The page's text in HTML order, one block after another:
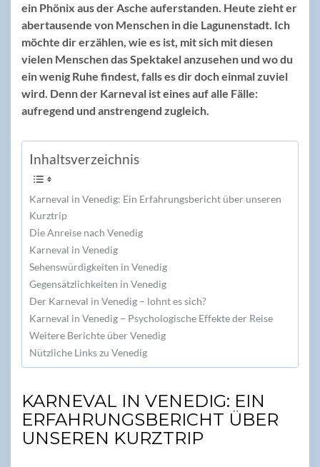
ein Phönix aus der Asche auferstanden. Heute zieht er
abertausende von Menschen in die Lagunenstadt. Ich
möchte dir erzählen, wie es ist, mit sich mit diesen
vielen Menschen das Spektakel anzusehen und wo du
ein wenig Ruhe findest, falls es dir doch einmal zuviel
wird. Denn der Karneval ist eines auf alle Fälle:
aufregend und anstrengend zugleich.
Inhaltsverzeichnis
Karneval in Venedig: Ein Erfahrungsbericht über unseren
Kurztrip
Die Anreise nach Venedig
Karneval in Venedig
Sehenswürdigkeiten in Venedig
Gegensätzlichkeiten in Venedig
Der Karneval in Venedig – lohnt es sich?
Karneval in Venedig – Psychologische Effekte der Reise
Weitere Berichte über Venedig
Nützliche Links zu Venedig
KARNEVAL IN VENEDIG: EIN
ERFAHRUNGSBERICHT ÜBER
UNSEREN KURZTRIP